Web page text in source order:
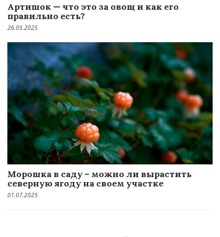
Артишок — что это за овощ и как его
правильно есть?
26.05.2025
Морошка в саду – можно ли вырастить
северную ягоду на своем участке
01.07.2025